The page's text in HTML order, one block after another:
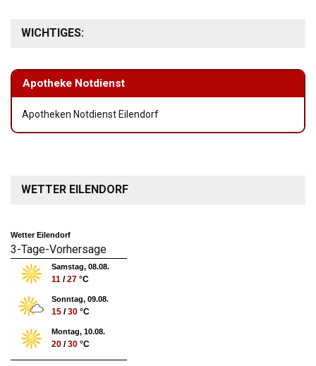
WICHTIGES:
Apotheke Notdienst
Apotheken Notdienst Eilendorf
WETTER EILENDORF
Wetter Eilendorf
3-Tage-Vorhersage
Samstag, 08.08.
11 /27 °C
Sonntag, 09.08.
15 /30 °C
Montag, 10.08.
20 /30 °C